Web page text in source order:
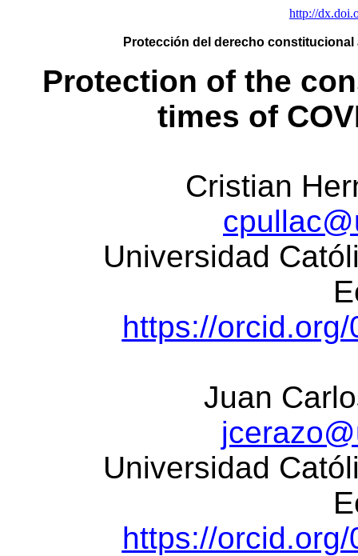
http://
Protección del derecho constitucional
Protection of the
times of
Cristian
Universidad
https://
Juan
Universidad
https://